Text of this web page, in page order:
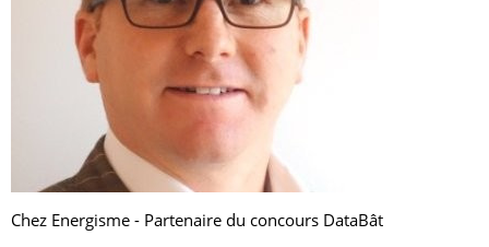
Chez Energisme - Partenaire du concours DataBât